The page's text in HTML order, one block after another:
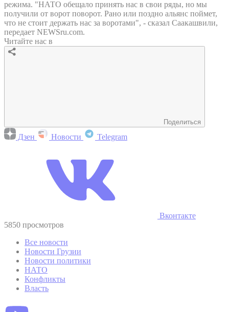
режима. "НАТО обещало принять нас в свои ряды, но мы
получили от ворот поворот. Рано или поздно альянс поймет,
что не стоит держать нас за воротами", - сказал Саакашвили,
передает NEWSru.com.
Читайте нас в
Поделиться
Дзен Новости Telegram
Вконтакте
5850 просмотров
Все новости
Новости Грузии
Новости политики
НАТО
Конфликты
Власть